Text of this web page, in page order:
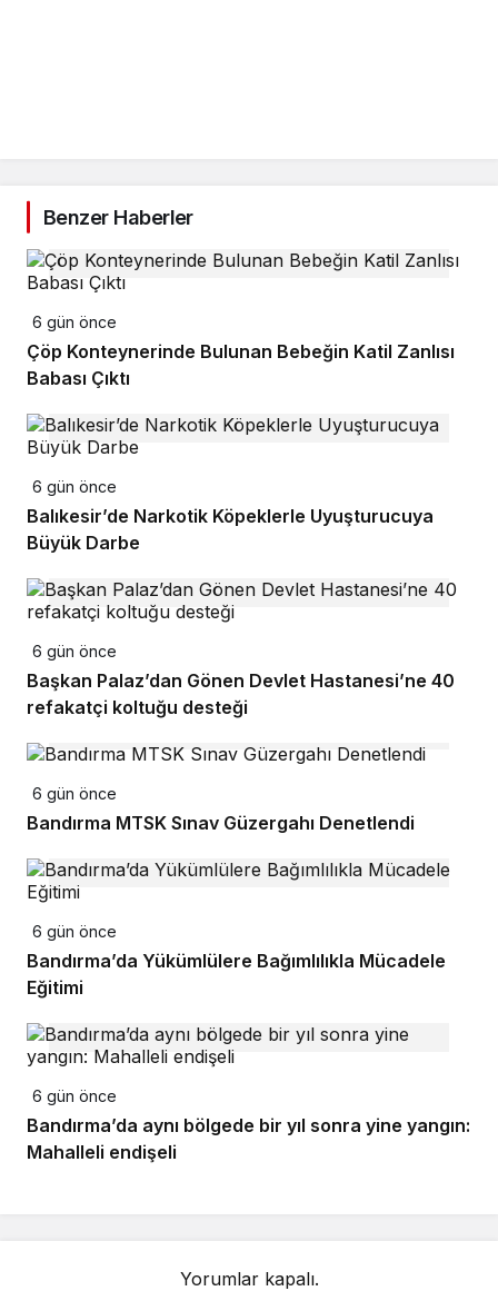
Benzer Haberler
6 gün önce
Çöp Konteynerinde Bulunan Bebeğin Katil Zanlısı
Babası Çıktı
6 gün önce
Balıkesir’de Narkotik Köpeklerle Uyuşturucuya
Büyük Darbe
6 gün önce
Başkan Palaz’dan Gönen Devlet Hastanesi’ne 40
refakatçi koltuğu desteği
6 gün önce
Bandırma MTSK Sınav Güzergahı Denetlendi
6 gün önce
Bandırma’da Yükümlülere Bağımlılıkla Mücadele
Eğitimi
6 gün önce
Bandırma’da aynı bölgede bir yıl sonra yine yangın:
Mahalleli endişeli
Yorumlar kapalı.